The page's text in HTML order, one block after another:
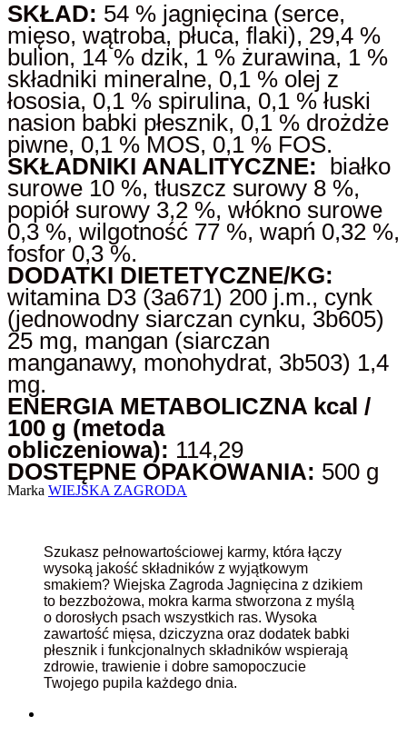
SKŁAD: 54 % jagnięcina (serce,
mięso, wątroba, płuca, flaki), 29,4 %
bulion, 14 % dzik, 1 % żurawina, 1 %
składniki mineralne, 0,1 % olej z
łososia, 0,1 % spirulina, 0,1 % łuski
nasion babki płesznik, 0,1 % drożdże
piwne, 0,1 % MOS, 0,1 % FOS.
SKŁADNIKI ANALITYCZNE:
białko
surowe 10 %, tłuszcz surowy 8 %,
popiół surowy 3,2 %, włókno surowe
0,3 %, wilgotność 77 %, wapń 0,32 %,
fosfor 0,3 %.
DODATKI DIETETYCZNE/KG:
witamina D3 (3a671) 200 j.m., cynk
(jednowodny siarczan cynku, 3b605)
25 mg, mangan (siarczan
manganawy, monohydrat, 3b503) 1,4
mg.
ENERGIA METABOLICZNA kcal /
100 g (metoda
obliczeniowa): 114,29
DOSTĘPNE OPAKOWANIA: 500 g
Marka WIEJSKA ZAGRODA
Szukasz pełnowartościowej karmy, która łączy
wysoką jakość składników z wyjątkowym
smakiem? Wiejska Zagroda Jagnięcina z dzikiem
to bezzbożowa, mokra karma stworzona z myślą
o dorosłych psach wszystkich ras. Wysoka
zawartość mięsa, dziczyzna oraz dodatek babki
płesznik i funkcjonalnych składników wspierają
zdrowie, trawienie i dobre samopoczucie
Twojego pupila każdego dnia.